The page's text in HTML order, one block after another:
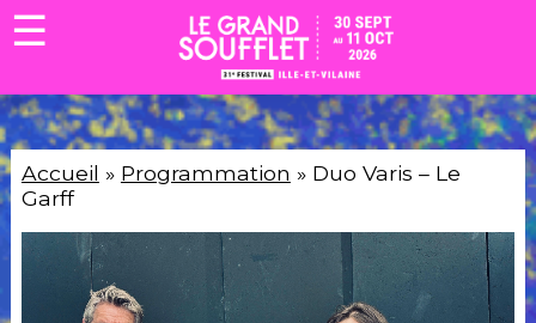
☰
Accueil » Programmation » Duo Varis – Le
Garff